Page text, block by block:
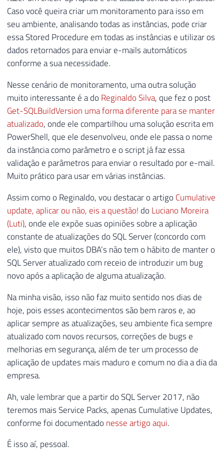
141
142
143
144
145
147
148
149
150
151
152
153
154
155
157
158
159
160
161
162
163
165
166
167
168
169
170
172
173
174
175
177
SET @RetornoTabela = REPLACE(
SET @RetornoTabela = REPLACE(
-- Removendo elementos de entidades
@RetornoTabela
SET @RetornoTabela = REPLACE(
SET @dadosXML CONVERT
DECLARE @Atualizacoes_SQL_Server
(
[ Ultimo_Build] VARCHAR (100),
[Ultimo_Build_SQLSERVR
[Q] VARCHAR(100 ),
[KB] VARCHAR(100),
[Descricao_KB ] VARCHAR(500)
[Lancamento_KB] VARCHAR(100),
[Download_Ultimo_Build] VARCHAR
)
INSERT INTO @Atualizacoes_SQL_Server
SELECT
@dadosXML.value('(//table/tr/
@dadosXML.value('(//table/tr/
@dadosXML.value('(//table/tr/
@dadosXML.value('(//table/tr/
@dadosXML.value('(//table/tr/
@dadosXML.value('(//table/tr/
DECLARE
Caso você queira criar um monitoramento para isso em
seu ambiente, analisando todas as instâncias, pode criar
essa Stored Procedure em todas as instâncias e utilizar os
dados retornados para enviar e-mails automáticos
conforme a sua necessidade.
Nesse cenário de monitoramento, uma outra solução
muito interessante é a do Reginaldo Silva, que fez o post
Get-SQLBuildVersion uma forma diferente para se manter
atualizado, onde ele compartilhou uma solução escrita em
PowerShell, que ele desenvolveu, onde ele passa o nome
da instância como parâmetro e o script já faz essa
validação e parâmetros para enviar o resultado por e-mail.
Muito prático para usar em várias instâncias.
Assim como o Reginaldo, vou destacar o artigo Cumulative
update, aplicar ou não, eis a questão! do Luciano Moreira
(Luti), onde ele expõe suas opiniões sobre a aplicação
constante de atualizações do SQL Server (concordo com
ele), visto que muitos DBA’s não tem o hábito de manter o
SQL Server atualizado com receio de introduzir um bug
novo após a aplicação de alguma atualização.
Na minha visão, isso não faz muito sentido nos dias de
hoje, pois esses acontecimentos são bem raros e, ao
aplicar sempre as atualizações, seu ambiente fica sempre
atualizado com novos recursos, correções de bugs e
melhorias em segurança, além de ter um processo de
aplicação de updates mais maduro e comum no dia a dia da
empresa.
Ah, vale lembrar que a partir do SQL Server 2017, não
teremos mais Service Packs, apenas Cumulative Updates,
conforme foi documentado nesse artigo aqui.
É isso aí, pessoal.